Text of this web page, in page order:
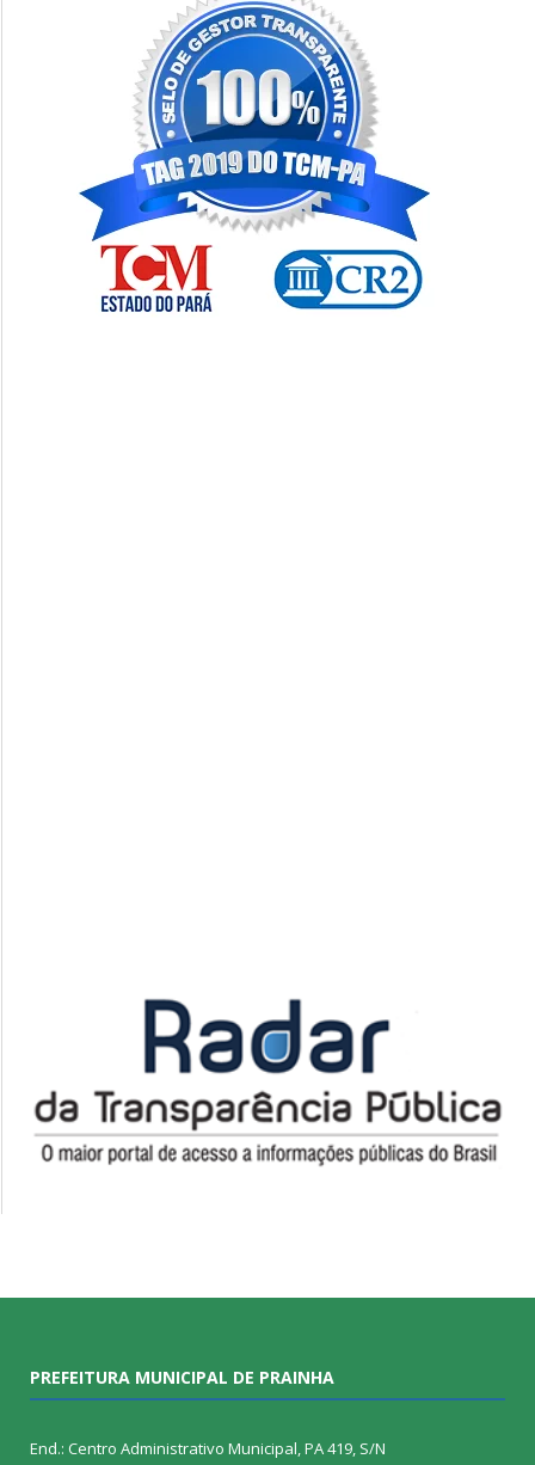
PREFEITURA MUNICIPAL DE PRAINHA
End.: Centro Administrativo Municipal, PA 419, S/N